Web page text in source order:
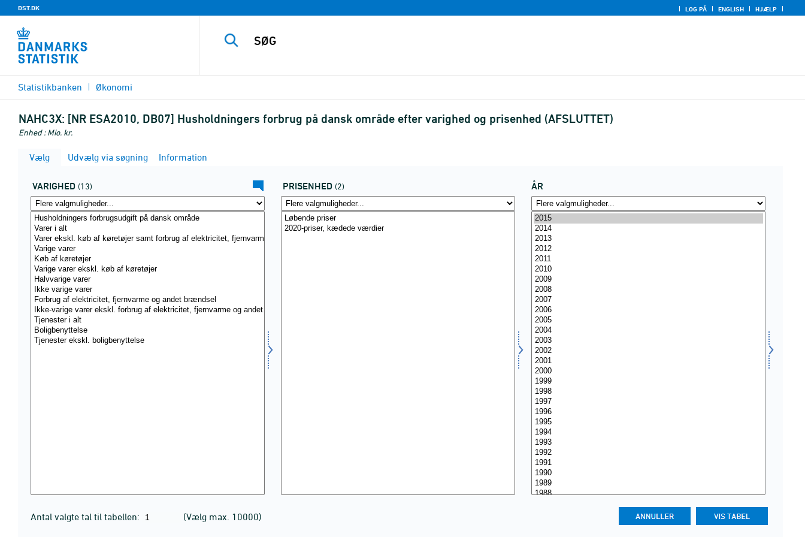
DST.DK LOG PÅ ENGLISH HJÆLP
Statistikbanken Økonomi
NAHC3X: [NR ESA2010, DB07] Husholdningers forbrug på dansk område efter varighed og prisenhed (AFSLUTTET)
Enhed : Mio. kr.
Vælg Udvælg via søgning Information
VARIGHED (13) PRISENHED (2) ÅR
Antal valgte tal til tabellen: (Vælg max. 10000)